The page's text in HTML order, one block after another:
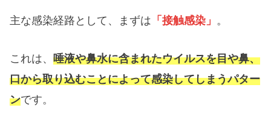
主な感染経路として、まずは 「接触感染」 。
これは、唾液や鼻水に含まれたウイルスを目や鼻、
口から取り込むことによって感染してしまうパター
ンです。